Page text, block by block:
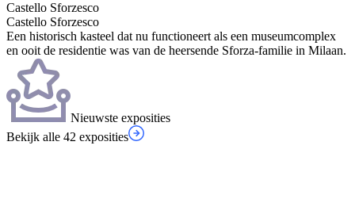
Castello Sforzesco
Castello Sforzesco
Een historisch kasteel dat nu functioneert als een museumcomplex
en ooit de residentie was van de heersende Sforza-familie in Milaan.
Nieuwste exposities
Bekijk alle 42 exposities